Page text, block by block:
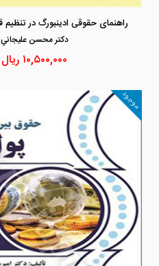
دكتر محسن عليجاني
۱۰,۵۰۰,۰۰۰ ریال
موجود